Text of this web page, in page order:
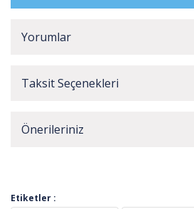
Yorumlar
Taksit Seçenekleri
Önerileriniz
Etiketler :